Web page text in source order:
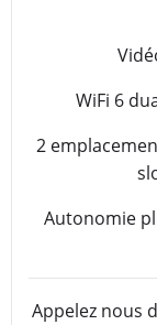
WiFi 6
2
Autonomie
Appelez nous